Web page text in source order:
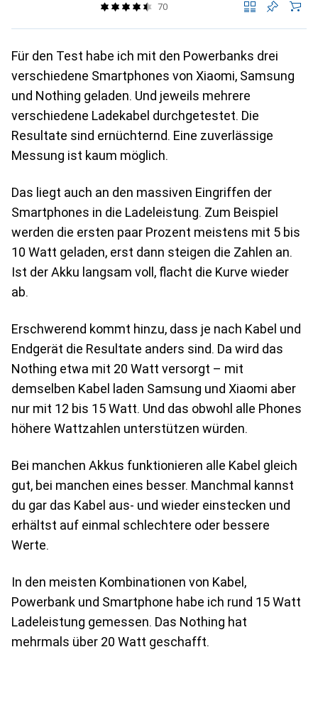
70
Für den Test habe ich mit den Powerbanks drei
verschiedene Smartphones von Xiaomi, Samsung
und Nothing geladen. Und jeweils mehrere
verschiedene Ladekabel durchgetestet. Die
Resultate sind ernüchternd. Eine zuverlässige
Messung ist kaum möglich.
Das liegt auch an den massiven Eingriffen der
Smartphones in die Ladeleistung. Zum Beispiel
werden die ersten paar Prozent meistens mit 5 bis
10 Watt geladen, erst dann steigen die Zahlen an.
Ist der Akku langsam voll, flacht die Kurve wieder
ab.
Erschwerend kommt hinzu, dass je nach Kabel und
Endgerät die Resultate anders sind. Da wird das
Nothing etwa mit 20 Watt versorgt – mit
demselben Kabel laden Samsung und Xiaomi aber
nur mit 12 bis 15 Watt. Und das obwohl alle Phones
höhere Wattzahlen unterstützen würden.
Bei manchen Akkus funktionieren alle Kabel gleich
gut, bei manchen eines besser. Manchmal kannst
du gar das Kabel aus- und wieder einstecken und
erhältst auf einmal schlechtere oder bessere
Werte.
In den meisten Kombinationen von Kabel,
Powerbank und Smartphone habe ich rund 15 Watt
Ladeleistung gemessen. Das Nothing hat
mehrmals über 20 Watt geschafft.